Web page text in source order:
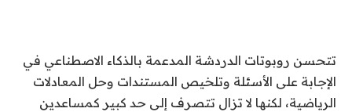
تتحسن روبوتات الدردشة المدعمة بالذكاء الاصطناعي في
الإجابة على الأسئلة وتلخيص المستندات وحل المعادلات
الرياضية، لكنها لا تزال تتصرف إلى حد كبير كمساعدين